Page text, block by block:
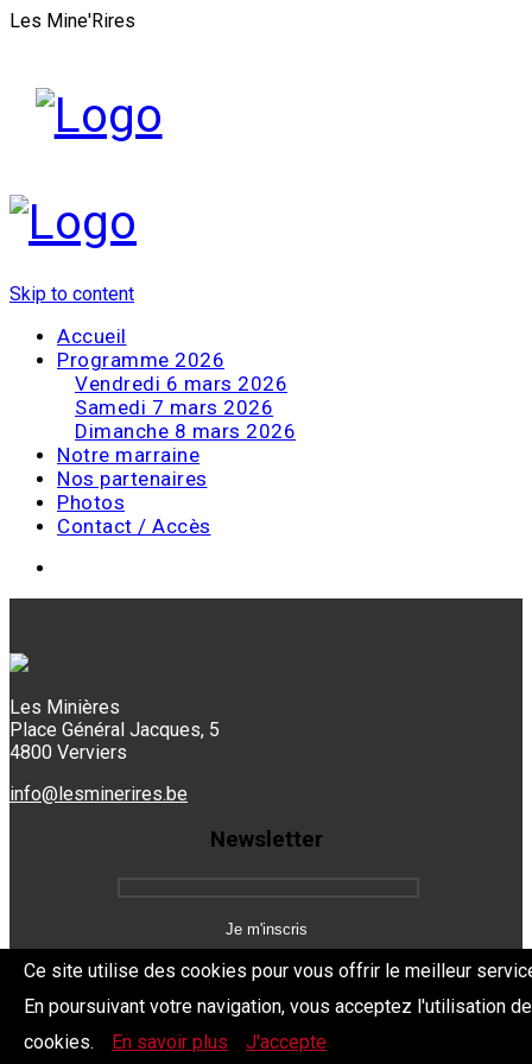
Les Mine'Rires
Skip to content
Accueil
Programme 2026
Vendredi 6 mars 2026
Samedi 7 mars 2026
Dimanche 8 mars 2026
Notre marraine
Nos partenaires
Photos
Contact / Accès
Les Minières
Place Général Jacques, 5
4800 Verviers
info@lesminerires.be
Newsletter
Copyright 2026 Les Mine'Rires - Politique de confidentialité
Ce site utilise des cookies pour vous offrir le meilleur
En poursuivant votre navigation, vous acceptez l'utilisation
cookies.
En savoir plus J'accepte